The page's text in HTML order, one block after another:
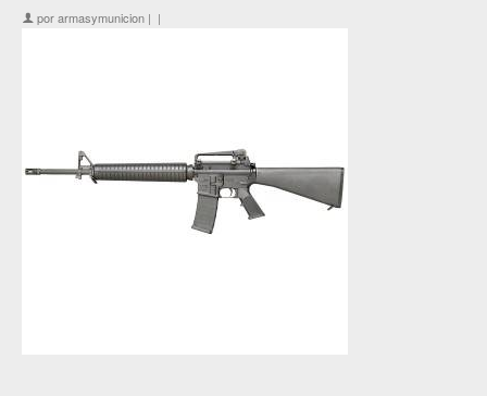
porarmasymunicion | |